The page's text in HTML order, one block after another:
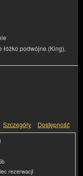
łóżko podwójne (King),
Szczegóły Dostępność
rezerwacji